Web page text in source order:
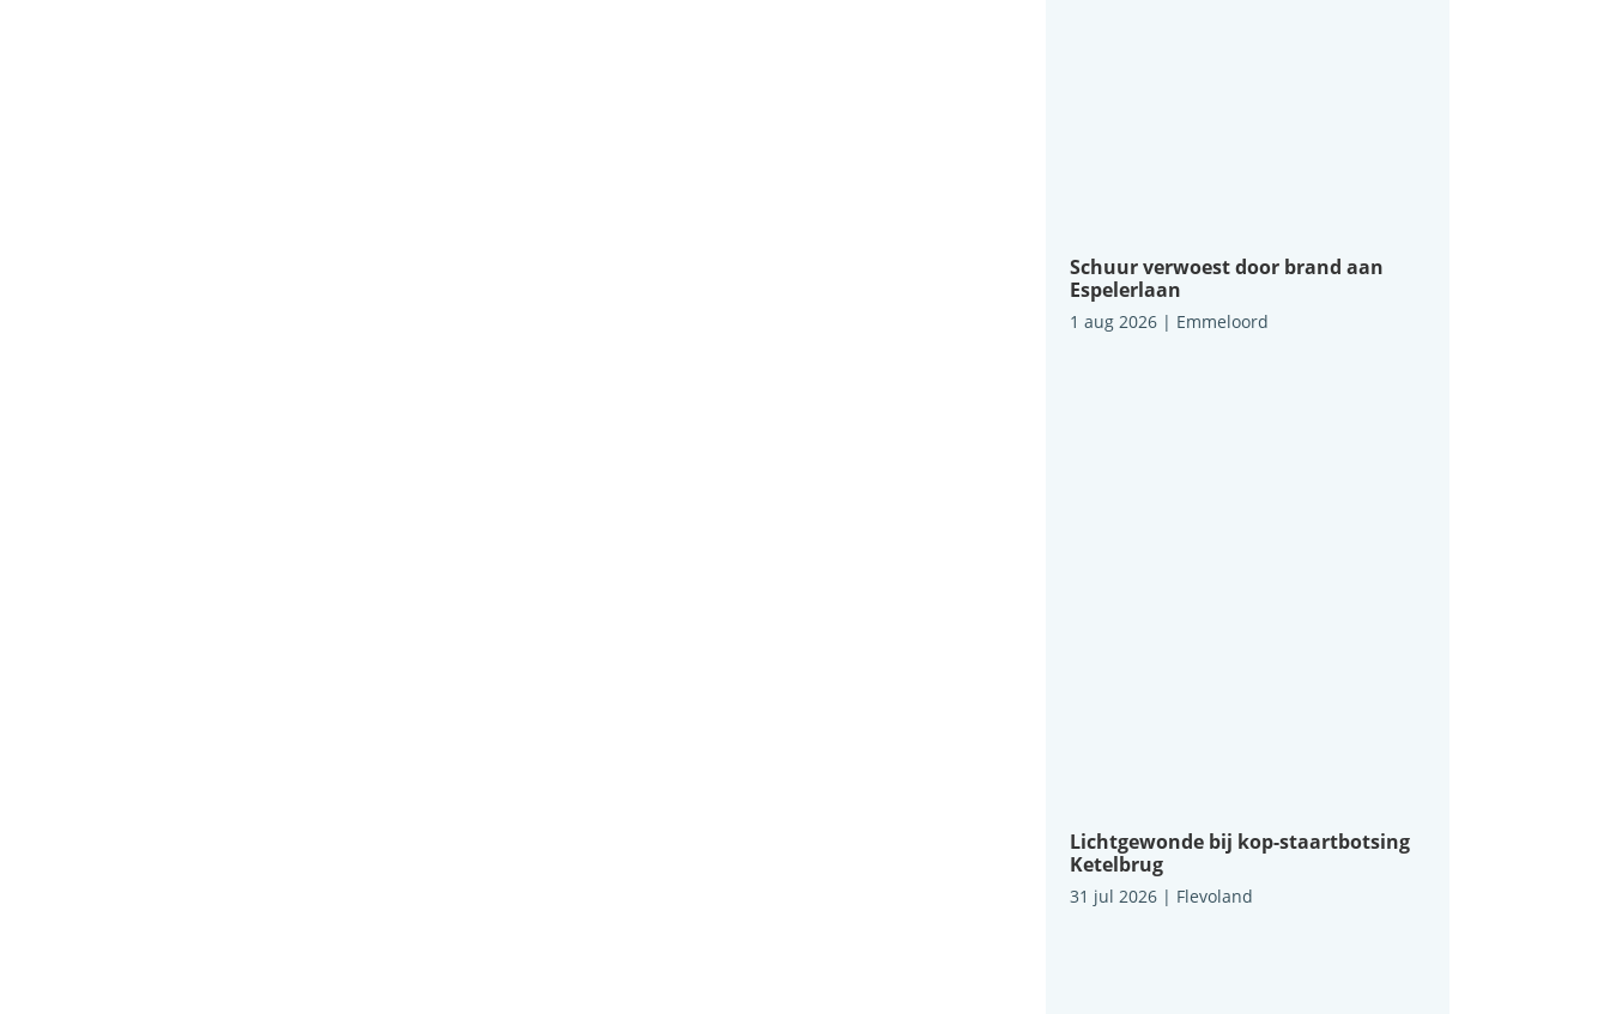
Schuur verwoest door brand aan
Espelerlaan
1 aug 2026| Emmeloord
Lichtgewonde bij kop-staartbotsing
Ketelbrug
31 jul 2026| Flevoland